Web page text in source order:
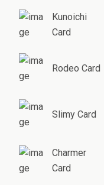
Kunoichi
Card
Rodeo Card
Slimy Card
Charmer
Card